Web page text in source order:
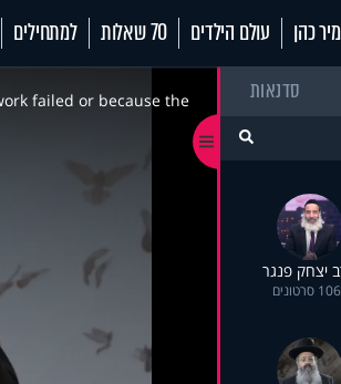
כהן עולם הילדים 70 שאלות למתחילים
סדנאות
יצחק פנגר
סרטונים
failed or because the